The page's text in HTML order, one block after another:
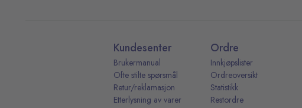
Kundesenter
Brukermanual
Ofte stilte spørsmål
Retur/reklamasjon
Etterlysning av varer
Ordre
Innkjøpslister
Ordreoversikt
Statistikk
Restordre